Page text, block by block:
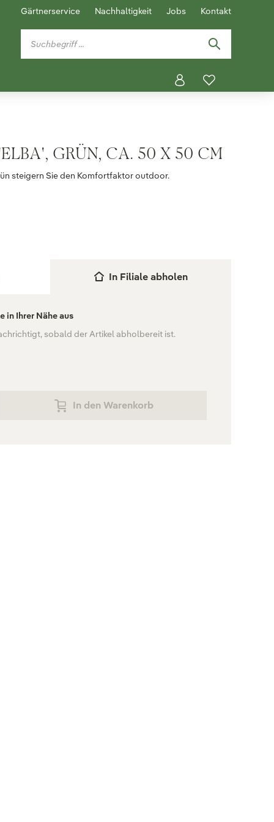
Gärtnerservice Nachhaltigkeit Jobs Kontakt
GRÜN, CA. 50 X 50 CM
steigern Sie den Komfortfaktor outdoor.
In Filiale abholen
in Ihrer Nähe aus
sobald der Artikel abholbereit ist.
In den Warenkorb